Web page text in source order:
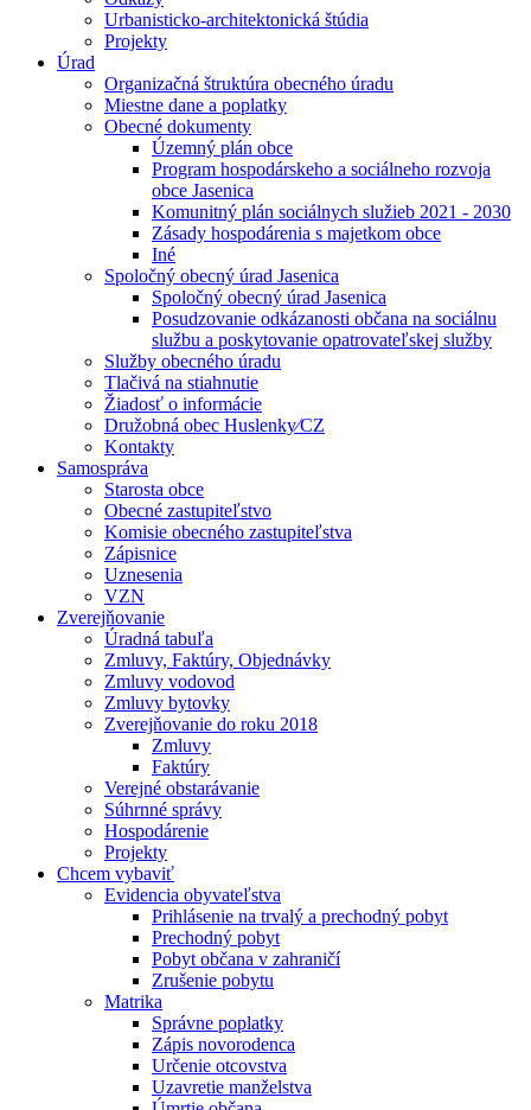
Urbanisticko-architektonická štúdia
Projekty
Úrad
Organizačná štruktúra obecného úradu
Miestne dane a poplatky
Obecné dokumenty
Územný plán obce
Program hospodárskeho a sociálneho rozvoja
obce Jasenica
Komunitný plán sociálnych služieb 2021 - 2030
Zásady hospodárenia s majetkom obce
Iné
Spoločný obecný úrad Jasenica
Spoločný obecný úrad Jasenica
Posudzovanie odkázanosti občana na sociálnu
službu a poskytovanie opatrovateľskej služby
Služby obecného úradu
Tlačivá na stiahnutie
Žiadosť o informácie
Družobná obec Huslenky⁄CZ
Kontakty
Samospráva
Starosta obce
Obecné zastupiteľstvo
Komisie obecného zastupiteľstva
Zápisnice
Uznesenia
VZN
Zverejňovanie
Úradná tabuľa
Zmluvy, Faktúry, Objednávky
Zmluvy vodovod
Zmluvy bytovky
Zverejňovanie do roku 2018
Zmluvy
Faktúry
Verejné obstarávanie
Súhrnné správy
Hospodárenie
Projekty
Chcem vybaviť
Evidencia obyvateľstva
Prihlásenie na trvalý a prechodný pobyt
Prechodný pobyt
Pobyt občana v zahraničí
Zrušenie pobytu
Matrika
Správne poplatky
Zápis novorodenca
Určenie otcovstva
Uzavretie manželstva